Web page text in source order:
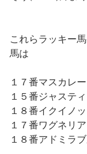
これらラッキー
馬は
１７番マスカレ
１５番ジャステ
１８番イクイノ
１７番ワグネリ
１８番アドミラ